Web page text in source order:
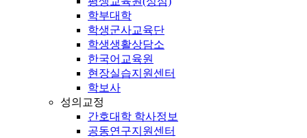
학부대학
학생군사교육단
학생생활상담소
한국어교육원
현장실습지원센터
학보사
성의교정
간호대학 학사정보
공동연구지원센터